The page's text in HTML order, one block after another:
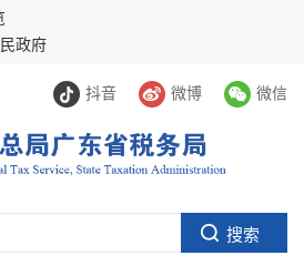
政府
抖音 微博 微信